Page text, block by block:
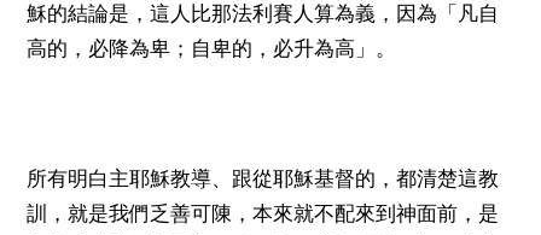
穌的結論是，這人比那法利賽人算為義，因為「凡自
高的，必降為卑；自卑的，必升為高」。
所有明白主耶穌教導、跟從耶穌基督的，都清楚這教
訓，就是我們乏善可陳，本來就不配來到神面前，是